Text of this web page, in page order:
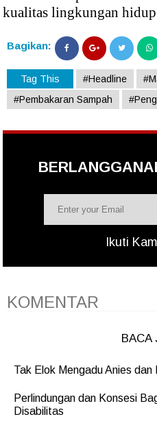
kualitas lingkungan
Bagikan:
Tag This #Headline
#Pembakaran Sampah
Ikuti
KOMENTAR
BACA
Tak Elok Mengadu Anies
Perlindungan dan Konsesi
Disabilitas